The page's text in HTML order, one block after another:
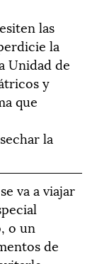
las
la
Unidad de
y
que
la
va a viajar
o un
de